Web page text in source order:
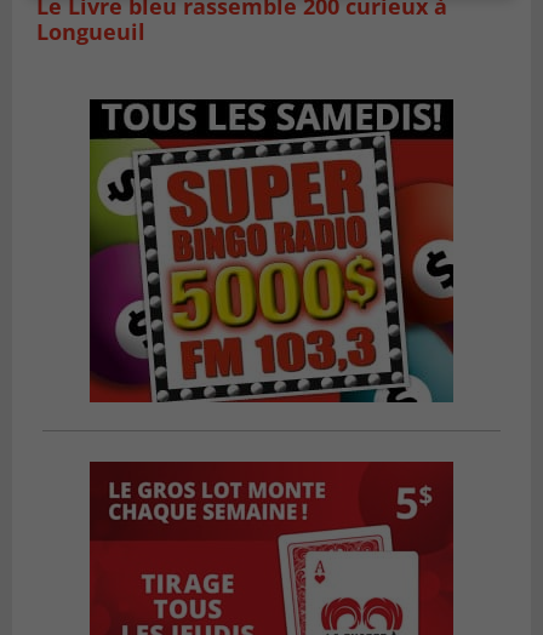
Le Livre bleu rassemble 200 curieux à
Longueuil